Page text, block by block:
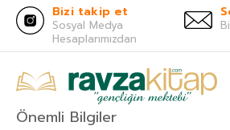
Bizi takip et
Sosyal Medya
Hesaplarımızdan
Önemli Bilgiler